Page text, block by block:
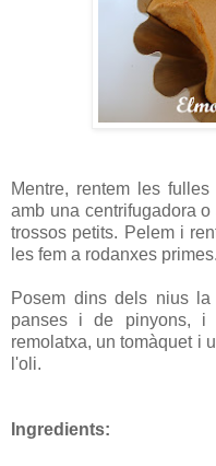
Mentre, rentem les
amb una centrifugadora
trossos petits. Pelem i
les fem a rodanxes primes.
Posem dins dels nius
panses i de pinyons, i
remolatxa, un tomàquet i
l'oli.
Ingredients: